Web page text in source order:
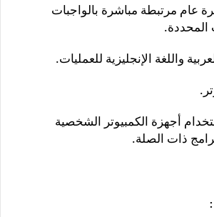
عام مرتبطة مباشرة بالواجبات
المحددة.
واللغة الإنجليزية للعمليات.
أجهزة الكمبيوتر الشخصية
ذات الصلة.
: